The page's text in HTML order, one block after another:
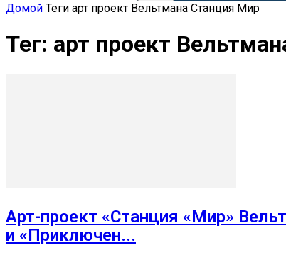
Домой Теги арт проект Вельтмана Станция Мир
Тег: арт проект
Арт-проект «Станция «Мир»
и «Приключен...